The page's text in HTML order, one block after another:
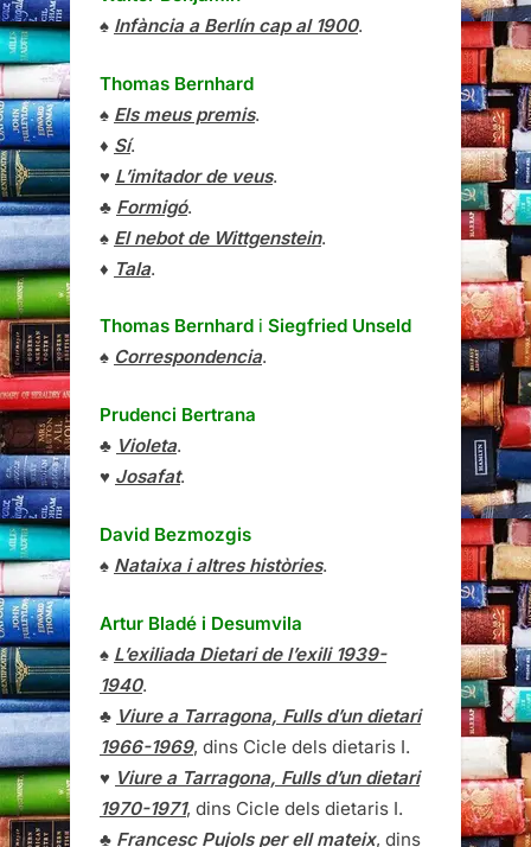
♠ Infància a Berlín cap al 1900.
Thomas Bernhard
♠ Els meus premis.
♦ Sí.
♥ L’imitador de veus.
♣ Formigó.
♠ El nebot de Wittgenstein.
♦ Tala.
Thomas Bernhard i Siegfried Unseld
♠ Correspondencia.
Prudenci Bertrana
♣ Violeta.
♥ Josafat.
David Bezmozgis
♠ Nataixa i altres històries.
Artur Bladé i Desumvila
♠ L’exiliada Dietari de l’exili 1939-
1940.
♣ Viure a Tarragona, Fulls d’un dietari
1966-1969, dins Cicle dels dietaris I.
♥ Viure a Tarragona, Fulls d’un dietari
1970-1971, dins Cicle dels dietaris I.
♣ Francesc Pujols per ell mateix, dins